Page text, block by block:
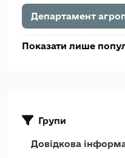
Департамент
Показати лише
Групи
Довідкова